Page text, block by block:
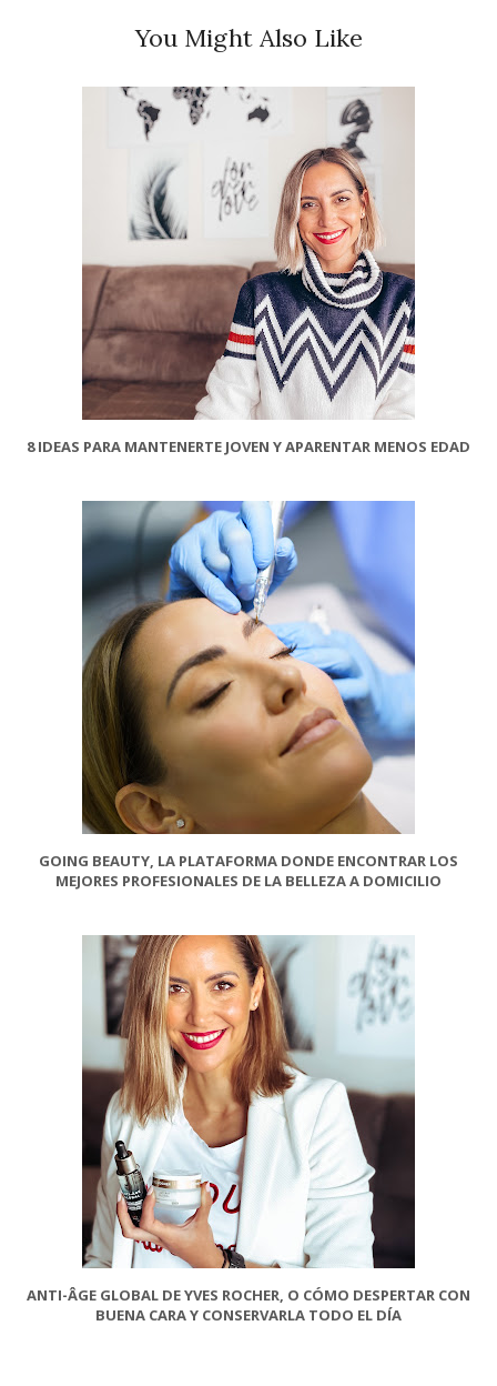
You Might Also Like
8 IDEAS PARA MANTENERTE JOVEN Y APARENTAR MENOS EDAD
GOING BEAUTY, LA PLATAFORMA DONDE ENCONTRAR LOS
MEJORES PROFESIONALES DE LA BELLEZA A DOMICILIO
ANTI-ÂGE GLOBAL DE YVES ROCHER, O CÓMO DESPERTAR CON
BUENA CARA Y CONSERVARLA TODO EL DÍA